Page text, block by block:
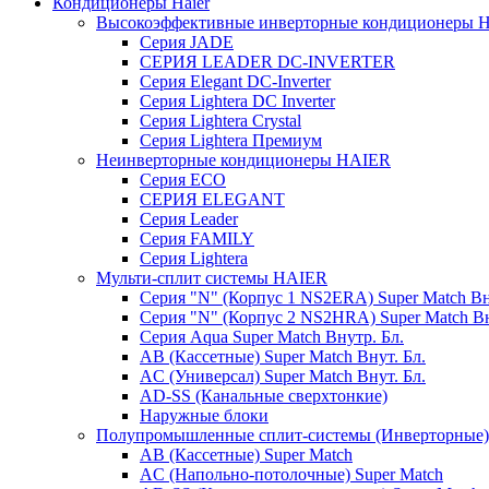
Высокоэффективные инверторные кондиционеры
Серия JADE
СЕРИЯ LEADER DC-INVERTER
Серия Elegant DC-Inverter
Серия Lightera DC Inverter
Серия Lightera Crystal
Серия Lightera Премиум
Неинверторные кондиционеры HAIER
Серия ECO
СЕРИЯ ELEGANT
Серия Leader
Серия FAMILY
Серия Lightera
Мульти-сплит системы HAIER
Серия "N" (Корпус 1 NS2ERA) Super Match
Серия "N" (Корпус 2 NS2HRA) Super Match
Серия Aqua Super Match Внутр. Бл.
AB (Кассетные) Super Match Внут. Бл.
AC (Универсал) Super Match Внут. Бл.
AD-SS (Канальные сверхтонкие)
Наружные блоки
Полупромышленные сплит-системы
AB (Кассетные) Super Match
AC (Напольно-потолочные) Super Match